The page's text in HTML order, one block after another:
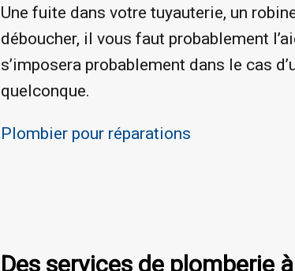
Une fuite dans votre tuyauterie, un
déboucher, il vous faut probablement
s’imposera probablement dans le cas
quelconque.
Plombier pour réparations
Des services de plomberie